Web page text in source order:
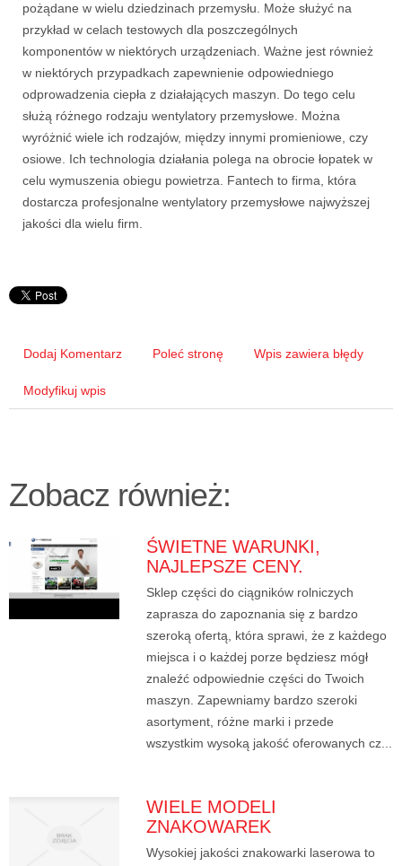
pożądane w wielu dziedzinach przemysłu. Może służyć na
przykład w celach testowych dla poszczególnych
komponentów w niektórych urządzeniach. Ważne jest również
w niektórych przypadkach zapewnienie odpowiedniego
odprowadzenia ciepła z działających maszyn. Do tego celu
służą różnego rodzaju wentylatory przemysłowe. Można
wyróżnić wiele ich rodzajów, między innymi promieniowe, czy
osiowe. Ich technologia działania polega na obrocie łopatek w
celu wymuszenia obiegu powietrza. Fantech to firma, która
dostarcza profesjonalne wentylatory przemysłowe najwyższej
jakości dla wielu firm.
Dodaj Komentarz Poleć stronę Wpis zawiera błędy
Modyfikuj wpis
Zobacz również:
ŚWIETNE WARUNKI,
NAJLEPSZE CENY.
Sklep części do ciągników rolniczych
zaprasza do zapoznania się z bardzo
szeroką ofertą, która sprawi, że z każdego
miejsca i o każdej porze będziesz mógł
znaleźć odpowiednie części do Twoich
maszyn. Zapewniamy bardzo szeroki
asortyment, różne marki i przede
wszystkim wysoką jakość oferowanych cz...
WIELE MODELI
ZNAKOWAREK
Wysokiej jakości znakowarki laserowa to